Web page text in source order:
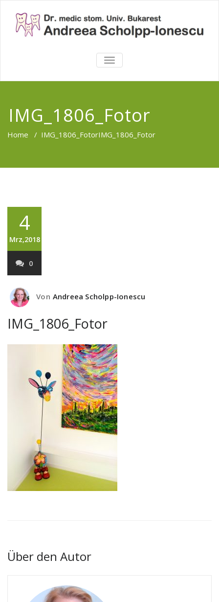
TOGGLE
NAVIGATION
IMG_1806_Fotor
Home / IMG_1806_FotorIMG_1806_Fotor
4
Mrz,2018
0
Von Andreea Scholpp-Ionescu
IMG_1806_Fotor
Über den Autor